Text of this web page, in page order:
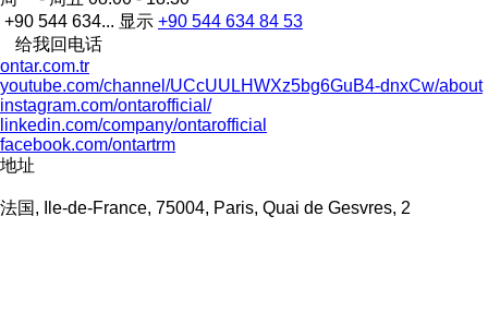
+90 544 634... 显示 +90 544 634 84 53
给我回电话
ontar.com.tr
youtube.com/channel/UCcUULHWXz5bg6GuB4-dnxCw/about
instagram.com/ontarofficial/
linkedin.com/company/ontarofficial
facebook.com/ontartrm
地址
法国, Ile-de-France, 75004, Paris, Quai de Gesvres, 2